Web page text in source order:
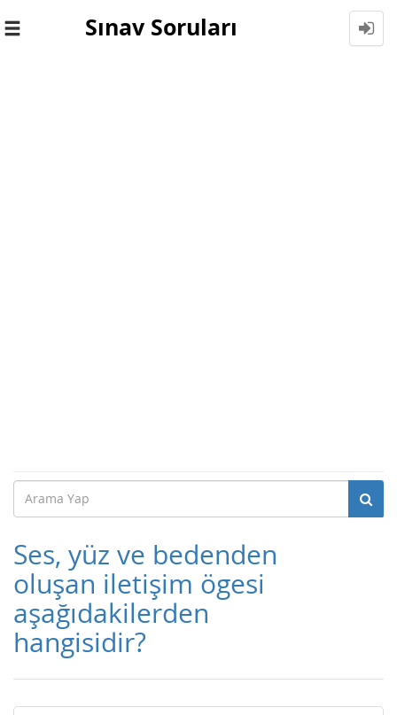
Toggle
Sınav Soruları
Ses, yüz ve bedenden
oluşan iletişim ögesi
aşağıdakilerden
hangisidir?